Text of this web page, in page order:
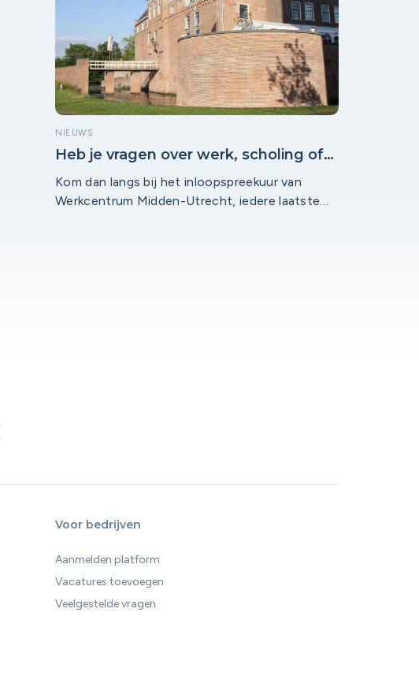
NIEUWS
Heb je vragen over werk, scholing of
Kom dan langs bij het inloopspreekuur van
Werkcentrum Midden-Utrecht, iedere laatste
Voor bedrijven
Aanmelden platform
Vacatures toevoegen
Veelgestelde vragen